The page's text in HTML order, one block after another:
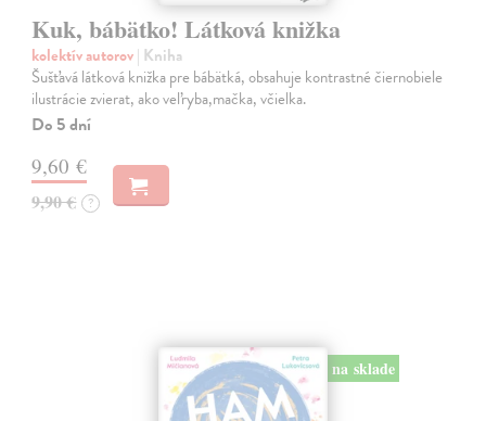
Kuk, bábätko! Látková knižka
kolektív autorov| Kniha
Šušťavá látková knižka pre bábätká, obsahuje kontrastné čiernobiele
ilustrácie zvierat, ako veľryba,mačka, včielka.
Do 5 dní
9,60 €
9,90 € ?
na sklade